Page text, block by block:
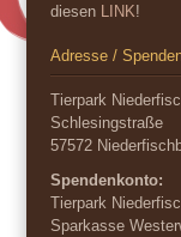
diesen LINK!
Adresse /
Tierpark
Schlesingstraße
57572
Spendenkonto:
Tierpark
Sparkasse